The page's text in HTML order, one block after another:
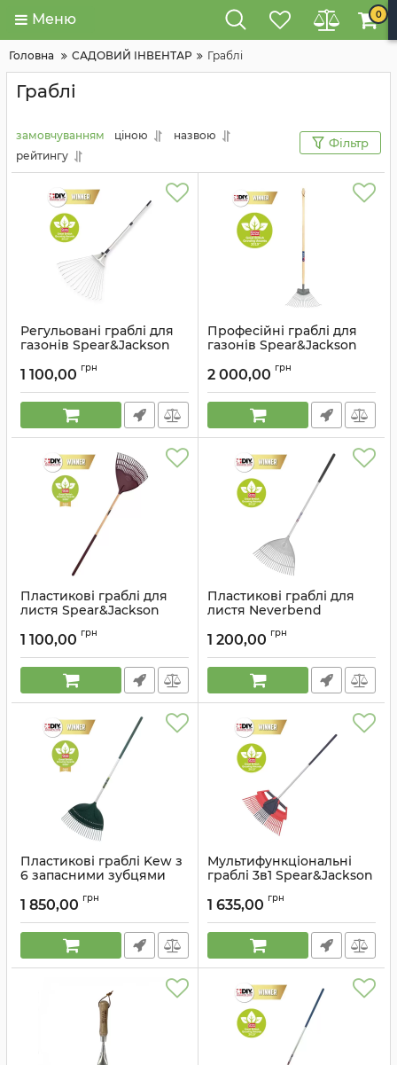
Меню 0
Головна САДОВИЙ ІНВЕНТАР Граблі
Граблі
замовчуванням ціною
назвою
рейтингу
Фільтр
Регульовані граблі для
газонів Spear&Jackson
1 100,00 грн
Професійні граблі для
газонів Spear&Jackson
2 000,00 грн
Пластикові граблі для
листя Spear&Jackson
1 100,00 грн
Пластикові граблі для
листя Neverbend
Артикул:3884NB
1 200,00 грн
Пластикові граблі Kew з
6 запасними зубцями
Артикул:PLASTICRAKEKW
1 850,00 грн
Мультифункціональні
граблі 3в1 Spear&Jackson
1 635,00 грн